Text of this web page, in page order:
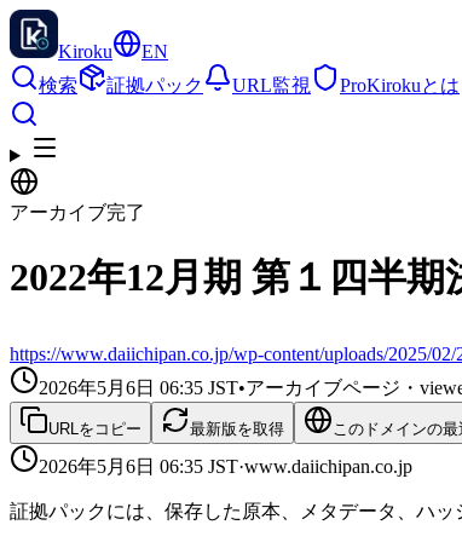
Kiroku
EN
検索
証拠パック URL監視 ProKirokuとは
アーカイブ完了
2022年12月期 第１四半
https://www.daiichipan.co.jp/wp-content/uploads/2025/
2026年5月6日 06:35 JST•アーカイブページ・
URLをコピー 最新版を取得 このドメインの
2026年5月6日 06:35 JST·www.daiichipan.co.jp
証拠パックには、保存した原本、メタデータ、ハ